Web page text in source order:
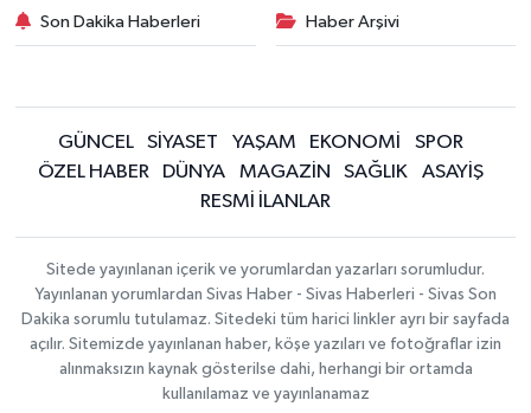
Son Dakika Haberleri Haber Arşivi
GÜNCEL SİYASET YAŞAM EKONOMİ
SPOR
ÖZEL HABER
DÜNYA MAGAZİN SAĞLIK
ASAYİŞ
RESMİ İLANLAR
Sitede yayınlanan içerik ve yorumlardan yazarları sorumludur.
Yayınlanan yorumlardan Sivas Haber - Sivas Haberleri - Sivas Son
Dakika sorumlu tutulamaz. Sitedeki tüm harici linkler ayrı bir sayfada
açılır. Sitemizde yayınlanan haber, köşe yazıları ve fotoğraflar izin
alınmaksızın kaynak gösterilse dahi, herhangi bir ortamda
kullanılamaz ve yayınlanamaz